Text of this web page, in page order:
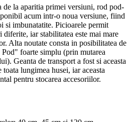
de la aparitia primei versiuni, rod pod-
acum intr-o noua versiune, fiind
si imbunatatite. Picioarele permit
iar stabilitatea este mai mare
Alta noutate consta in posibilitatea de
foarte simplu (prin mutarea
Geanta de transport a fost si aceasta
lungimea husei, iar aceasta
pentru stocarea accesoriilor.